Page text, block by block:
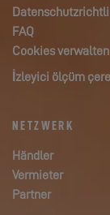
FAQ
Cookies verwalten
İzleyici ölçüm
NETZWERK
Händler
Vermieter
Partner